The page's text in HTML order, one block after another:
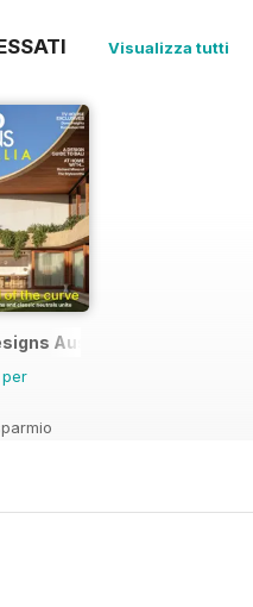
Visualizza tutti
Australia
per